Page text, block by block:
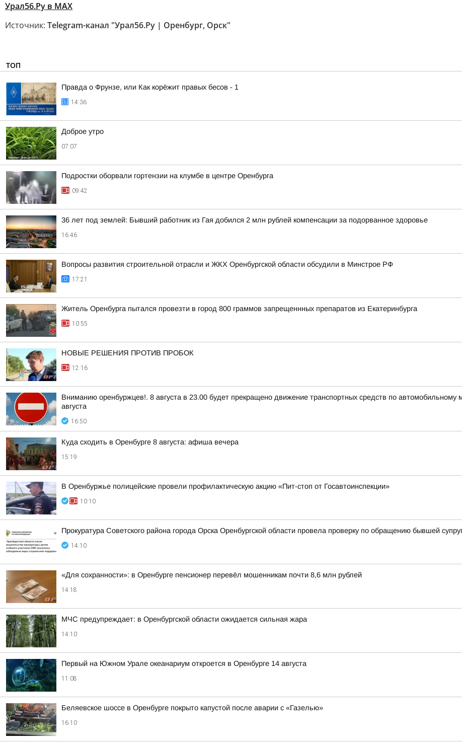
Урал56.Ру в МАХ
Источник: Telegram-канал "Урал56.Ру | Оренбург, Орск"
ТОП
Правда о Фрунзе, или Как корёжит правых бесов - 1
14:36
Доброе утро
07:07
Подростки оборвали гортензии на клумбе в центре Оренбурга
09:42
36 лет под землей: Бывший работник из Гая добился 2 млн рублей компенсации за подорванное здоровье
16:46
Вопросы развития строительной отрасли и ЖКХ Оренбургской области обсудили в Минстрое РФ
17:21
Житель Оренбурга пытался провезти в город 800 граммов запрещеннных препаратов из Екатеринбурга
10:55
НОВЫЕ РЕШЕНИЯ ПРОТИВ ПРОБОК
12:16
Вниманию оренбуржцев!. 8 августа в 23.00 будет прекращено движение транспортных средств по автомобильному
августа
16:50
Куда сходить в Оренбурге 8 августа: афиша вечера
15:19
В Оренбуржье полицейские провели профилактическую акцию «Пит-стоп от Госавтоинспекции»
10:10
Прокуратура Советского района города Орска Оренбургской области провела проверку по обращению бывшей
14:10
«Для сохранности»: в Оренбурге пенсионер перевёл мошенникам почти 8,6 млн рублей
14:18
МЧС предупреждает: в Оренбургской области ожидается сильная жара
14:10
Первый на Южном Урале океанариум откроется в Оренбурге 14 августа
11:08
Беляевское шоссе в Оренбурге покрыто капустой после аварии с «Газелью»
16:10